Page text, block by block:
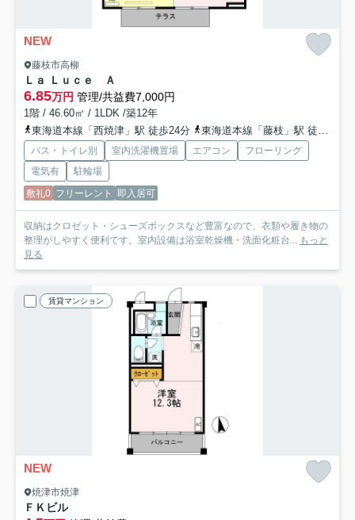
NEW
藤枝市高柳
Ｌａ Ｌｕｃｅ Ａ
6.85万円 管理/共益費7,000円
1階 / 46.60㎡ / 1LDK /築12年
東海道本線「西焼津」駅 徒歩24分
東海道本線「藤枝」駅 徒歩29分
バス・トイレ別 室内洗濯機置場 エアコン
フローリング
電気有
駐輪場
敷礼0 フリーレント 即入居可
収納はクロゼット・シューズボックスなど豊富なので、衣類や履き物の
整理がしやすく便利です。室内設備は浴室乾燥機・洗面化粧台... もっと
見る
賃貸マンション
NEW
焼津市焼津
ＦＫビル